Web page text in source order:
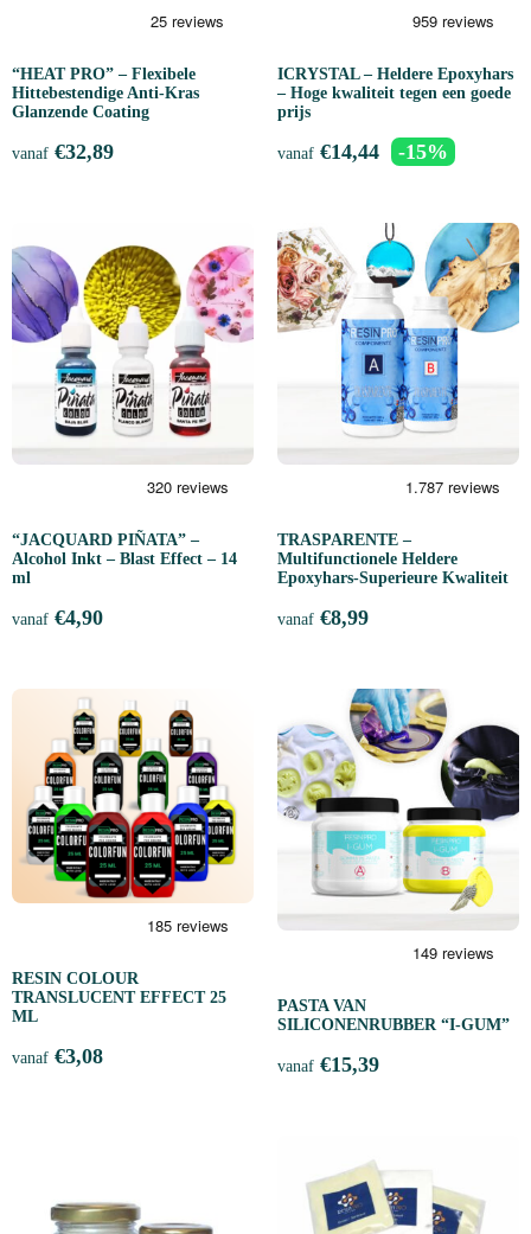
“HEAT PRO” – Flexibele
Hittebestendige Anti-Kras
Glanzende Coating
vanaf €32,89
ICRYSTAL – Heldere Epoxyhars
– Hoge kwaliteit tegen een goede
prijs
vanaf €14,44 -15%
“JACQUARD PIÑATA” –
Alcohol Inkt – Blast Effect – 14
ml
vanaf €4,90
TRASPARENTE –
Multifunctionele Heldere
Epoxyhars-Superieure Kwaliteit
vanaf €8,99
RESIN COLOUR
TRANSLUCENT EFFECT 25
ML
vanaf €3,08
PASTA VAN
SILICONENRUBBER “I-GUM”
vanaf €15,39